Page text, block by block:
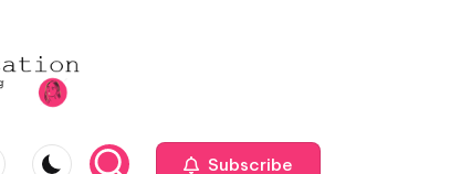
Subscribe